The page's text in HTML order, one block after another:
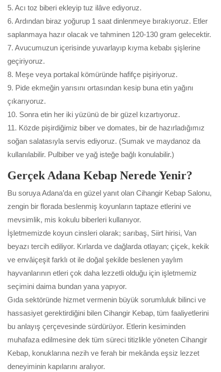
5. Acı toz biberi ekleyip tuz ilâve ediyoruz.
6. Ardından biraz yoğurup 1 saat dinlenmeye bırakıyoruz. Etler
saplanmaya hazır olacak ve tahminen 120-130 gram gelecektir.
7. Avucumuzun içerisinde yuvarlayıp kıyma kebabı şişlerine
geçiriyoruz.
8. Meşe veya portakal kömüründe hafifçe pişiriyoruz.
9. Pide ekmeğin yarısını ortasından kesip buna etin yağını
çıkarıyoruz.
10. Sonra etin her iki yüzünü de bir güzel kızartıyoruz.
11. Közde pişirdiğimiz biber ve domates, bir de hazırladığımız
soğan salatasıyla servis ediyoruz. (Sumak ve maydanoz da
kullanılabilir. Pulbiber ve yağ isteğe bağlı konulabilir.)
Gerçek Adana Kebap Nerede Yenir?
Bu soruya Adana’da en güzel yanıt olan Cihangir Kebap Salonu,
zengin bir florada beslenmiş koyunların taptaze etlerini ve
mevsimlik, mis kokulu biberleri kullanıyor.
İşletmemizde koyun cinsleri olarak; sarıbaş, Siirt hirisi, Van
beyazı tercih ediliyor. Kırlarda ve dağlarda otlayan; çiçek, kekik
ve envâiçeşit farklı ot ile doğal şekilde beslenen yaylım
hayvanlarının etleri çok daha lezzetli olduğu için işletmemiz
seçimini daima bundan yana yapıyor.
Gıda sektöründe hizmet vermenin büyük sorumluluk bilinci ve
hassasiyet gerektirdiğini bilen Cihangir Kebap, tüm faaliyetlerini
bu anlayış çerçevesinde sürdürüyor. Etlerin kesiminden
muhafaza edilmesine dek tüm süreci titizlikle yöneten Cihangir
Kebap, konuklarına nezih ve ferah bir mekânda eşsiz lezzet
deneyiminin kapılarını aralıyor.